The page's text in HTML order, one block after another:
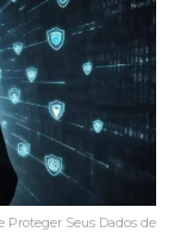
Proteger Seus Dados de